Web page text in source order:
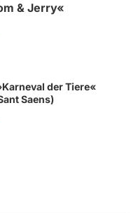
& Jerry«
der Tiere«
Saens)